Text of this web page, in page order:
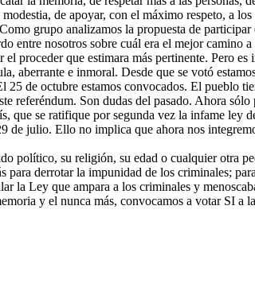
de apoyar, con el máximo respeto, a los
grupo analizamos la propuesta de
nosotros sobre cuál era el mejor camino
proceder que estimara más pertinente. Pero
aberrante e inmoral. Desde que se votó
de octubre estamos convocados. El pueblo
referéndum. Son dudas del pasado. Ahora
que se ratifique por segunda vez la infame ley
de julio. Ello no implica que ahora nos
político, su religión, su edad o cualquier otra
derrotar la impunidad de los criminales;
la Ley que ampara a los criminales y
y el nunca más, convocamos a votar SI a